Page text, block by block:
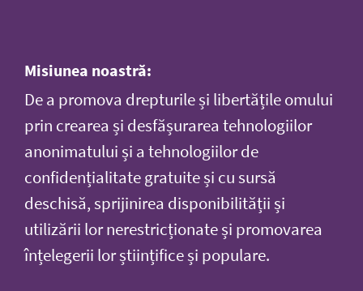
Misiunea noastră:
De a promova drepturile și libertățile omului
prin crearea și desfășurarea tehnologiilor
anonimatului și a tehnologiilor de
confidențialitate gratuite și cu sursă
deschisă, sprijinirea disponibilității și
utilizării lor nerestricționate și promovarea
înțelegerii lor științifice și populare.